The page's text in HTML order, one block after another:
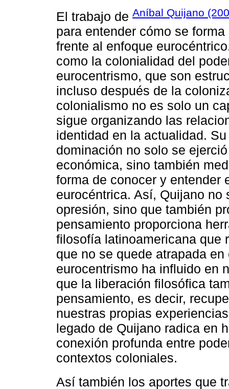
El trabajo de Aníbal Quijano
para entender cómo se
frente al enfoque
como la colonialidad del
eurocentrismo, que son
incluso después de la
colonialismo no es solo un
sigue organizando las
identidad en la actualidad.
dominación no solo se
económica, sino también
forma de conocer y entender
eurocéntrica. Así, Quijano
opresión, sino que también
pensamiento proporciona
filosofía latinoamericana que
que no se quede atrapada
eurocentrismo ha influido en
que la liberación filosófica
pensamiento, es decir,
nuestras propias
legado de Quijano radica en
conexión profunda entre
contextos coloniales.
Así también los aportes que